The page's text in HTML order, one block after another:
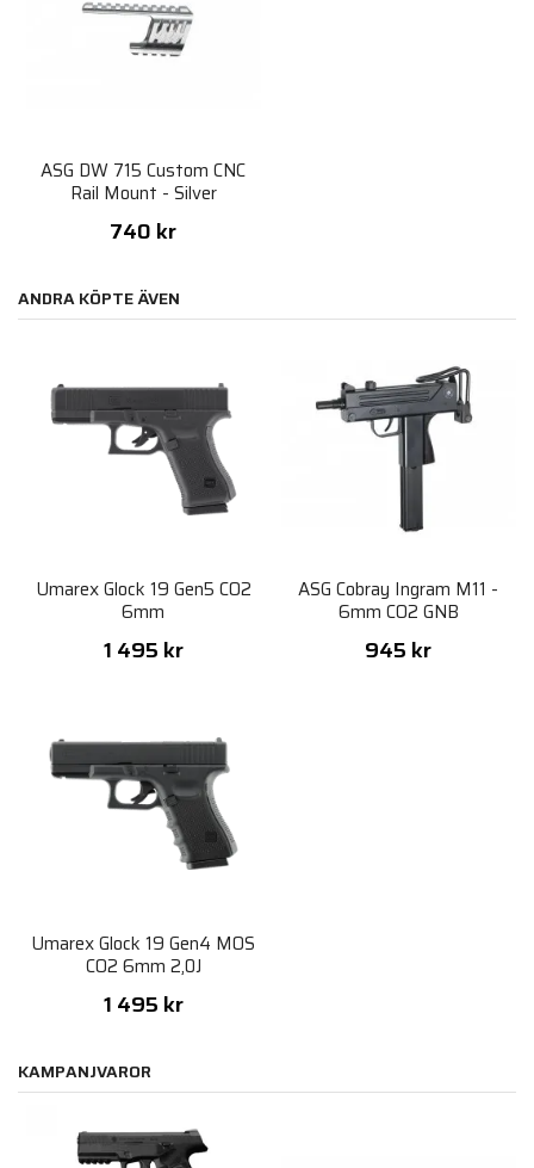
ASG DW 715 Custom CNC
Rail Mount - Silver
740 kr
ANDRA KÖPTE ÄVEN
Umarex Glock 19 Gen5 CO2
6mm
1 495 kr
ASG Cobray Ingram M11 -
6mm CO2 GNB
945 kr
Umarex Glock 19 Gen4 MOS
CO2 6mm 2,0J
1 495 kr
KAMPANJVAROR